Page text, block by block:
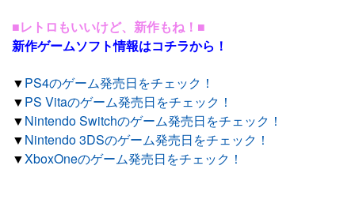
■レトロもいいけど、新作もね！■
新作ゲームソフト情報はコチラから！
▼PS4のゲーム発売日をチェック！
▼PS Vitaのゲーム発売日をチェック！
▼Nintendo Switchのゲーム発売日をチェック！
▼Nintendo 3DSのゲーム発売日をチェック！
▼XboxOneのゲーム発売日をチェック！